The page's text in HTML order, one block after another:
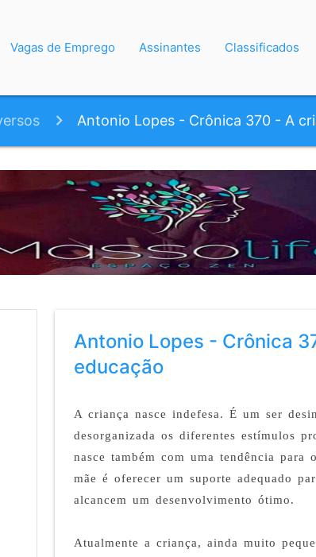
Vagas de Emprego Assinantes Classificados
Antonio Lopes - Crônica 370 - A
Antonio Lopes - Crônica
educação
A criança nasce indefesa. É um ser
desorganizada os diferentes estímulos
nasce também com uma tendência para
mãe é oferecer um suporte adequado
alcancem um desenvolvimento ótimo.
Atualmente a criança, ainda muito